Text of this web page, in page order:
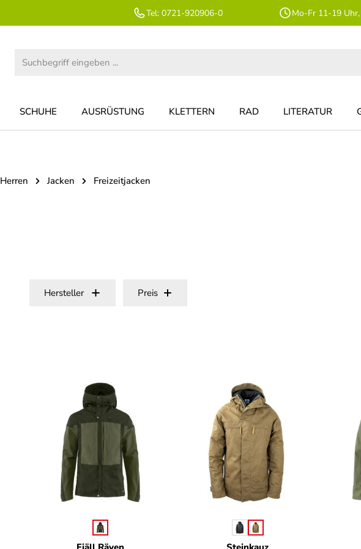
Tel: 0721-920906-0 Mo-Fr 11-19
SCHUHE AUSRÜSTUNG KLETTERN RAD LITERATUR
Herren Jacken Freizeitjacken
Hersteller Preis
Farbe Farbe